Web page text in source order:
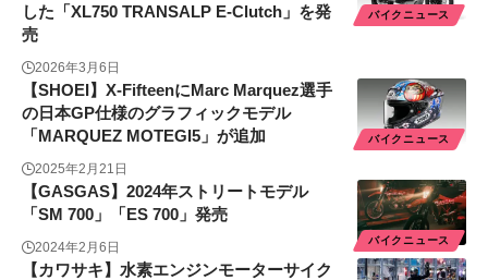
バイクニュース
した「XL750 TRANSALP E-Clutch」を発
売
2026年3月6日
バイクニュース
【SHOEI】X-FifteenにMarc Marquez選手
の日本GP仕様のグラフィックモデル
「MARQUEZ MOTEGI5」が追加
2025年2月21日
バイクニュース
【GASGAS】2024年ストリートモデル
「SM 700」「ES 700」発売
2024年2月6日
【カワサキ】水素エンジンモーターサイク